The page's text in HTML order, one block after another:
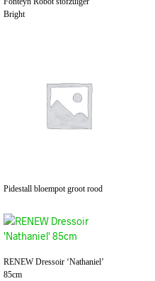
Bright
Pidestall bloempot groot rood
RENEW Dressoir ‘Nathaniel’
85cm